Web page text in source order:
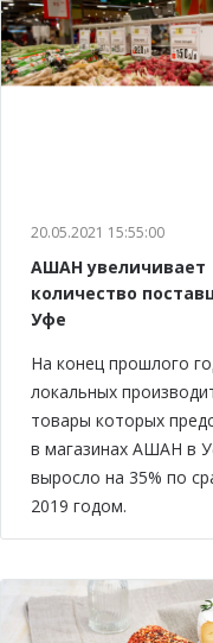
20.05.2021 15:55:00
АШАН увеличивает
количество
Уфе
На конец прошлого
локальных
товары которых
в магазинах АШАН в
выросло на 35% по
2019 годом.